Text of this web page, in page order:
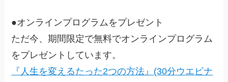
●オンラインプログラムをプレゼント
ただ今、期間限定で無料でオンラインプログラム
をプレゼントしています。
『人生を変えるたった2つの方法』(30分ウエビナ